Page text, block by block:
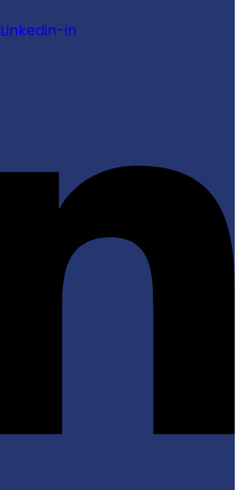
Linkedin-in